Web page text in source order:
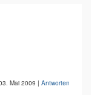
Mai 2009 | Antworten